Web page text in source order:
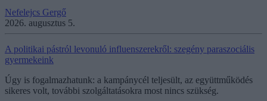
Nefelejcs Gergő
2026. augusztus 5.
A politikai pástról levonuló influenszerekről: szegény paraszociális
gyermekeink
Úgy is fogalmazhatunk: a kampánycél teljesült, az együttműködés
sikeres volt, további szolgáltatásokra most nincs szükség.